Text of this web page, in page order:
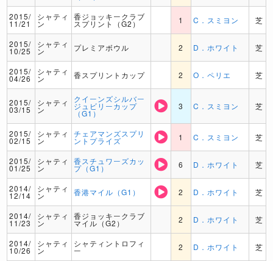
2015/
11/21
シャティ
ン
香ジョッキークラブ
スプリント（G2） 1 C．スミヨン 芝
2015/
10/25
シャティ
ン プレミアボウル 2 D．ホワイト 芝
2015/
04/26
シャティ
ン 香スプリントカップ 2 O．ペリエ 芝
2015/
03/15
シャティ
ン
クイーンズシルバー
ジュビリーカップ
（G1）
3 C．スミヨン 芝
2015/
02/15
シャティ
ン
チェアマンズスプリ
ントプライズ 1 C．スミヨン 芝
2015/
01/25
シャティ
ン
香スチュワーズカッ
プ（G1） 6 D．ホワイト 芝
2014/
12/14
シャティ
ン 香港マイル（G1） 2 D．ホワイト 芝
2014/
11/23
シャティ
ン
香ジョッキークラブ
マイル（G2） 2 D．ホワイト 芝
2014/
10/26
シャティ
ン
シャティントロフィ
ー 2 D．ホワイト 芝